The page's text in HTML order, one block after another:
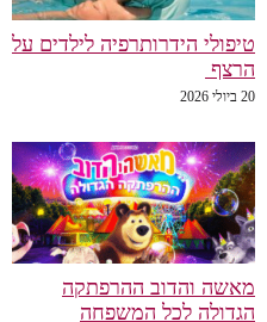
טיפולי הידרותרפיה לילדים על
הרצף
20 ביולי 2026
מאשה והדוב ההרפתקה
הגדולה לכל המשפחה